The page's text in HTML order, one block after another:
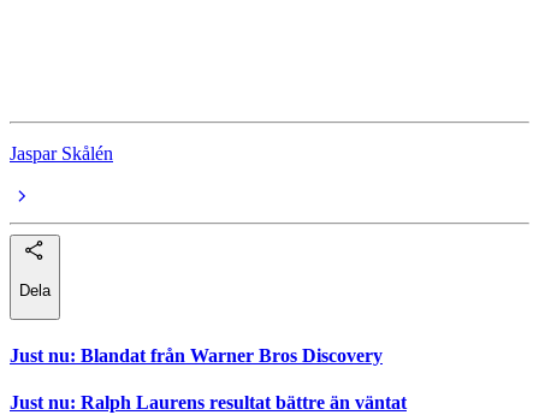
Jaspar Skålén
Dela
Just nu: Blandat från Warner Bros Discovery
Just nu: Ralph Laurens resultat bättre än väntat